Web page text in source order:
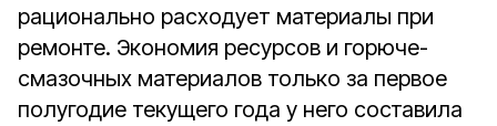
рационально расходует материалы при
ремонте. Экономия ресурсов и горюче-
смазочных материалов только за первое
полугодие текущего года у него составила